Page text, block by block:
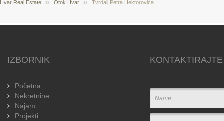
Hvar Real Estate Otok Hvar Tvrdalj Petra Hektorovića
IZBORNIK
Početna
Nekretnine
Najam
Projekti